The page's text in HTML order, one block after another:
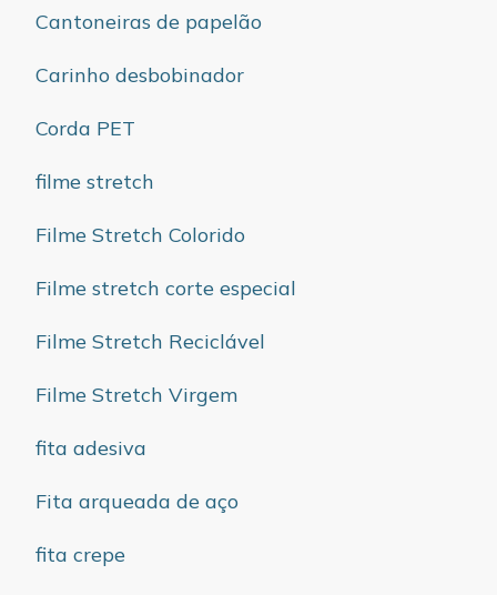
Cantoneiras de papelão
Carinho desbobinador
Corda PET
filme stretch
Filme Stretch Colorido
Filme stretch corte especial
Filme Stretch Reciclável
Filme Stretch Virgem
fita adesiva
Fita arqueada de aço
fita crepe